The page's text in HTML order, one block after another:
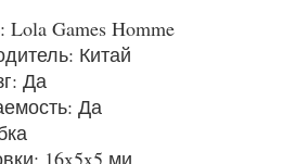
Games Homme
Китай
Да
Да
16x5x5 ми